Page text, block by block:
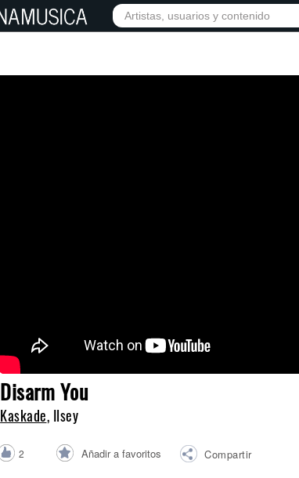
INICIO
Disarm You
Kaskade, Ilsey
2 Añadir a favoritos Compartir